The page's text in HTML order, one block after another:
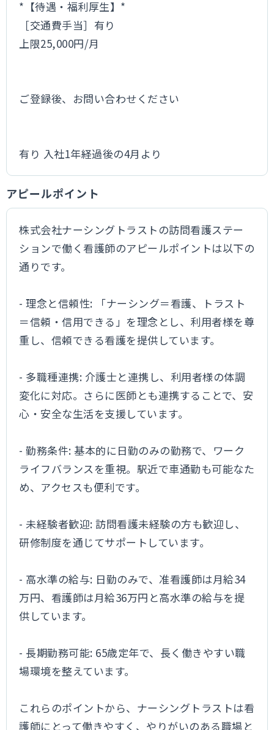
*【待遇・福利厚生】*
［交通費手当］有り
上限25,000円/月
ご登録後、お問い合わせください
有り 入社1年経過後の4月より
アピールポイント
株式会社ナーシングトラストの訪問看護ステー
ションで働く看護師のアピールポイントは以下の
通りです。
- 理念と信頼性: 「ナーシング＝看護、トラスト
＝信頼・信用できる」を理念とし、利用者様を尊
重し、信頼できる看護を提供しています。
- 多職種連携: 介護士と連携し、利用者様の体調
変化に対応。さらに医師とも連携することで、安
心・安全な生活を支援しています。
- 勤務条件: 基本的に日勤のみの勤務で、ワーク
ライフバランスを重視。駅近で車通勤も可能なた
め、アクセスも便利です。
- 未経験者歓迎: 訪問看護未経験の方も歓迎し、
研修制度を通じてサポートしています。
- 高水準の給与: 日勤のみで、准看護師は月給34
万円、看護師は月給36万円と高水準の給与を提
供しています。
- 長期勤務可能: 65歳定年で、長く働きやすい職
場環境を整えています。
これらのポイントから、ナーシングトラストは看
護師にとって働きやすく、やりがいのある職場と